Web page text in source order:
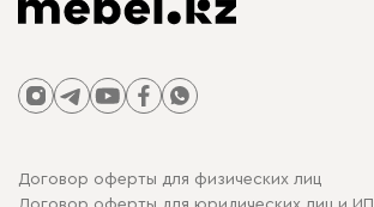
Договор оферты для физических лиц